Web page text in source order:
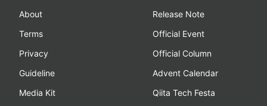
About
Terms
Privacy
Guideline
Media Kit
Release Note
Official Event
Official Column
Advent Calendar
Qiita Tech Festa